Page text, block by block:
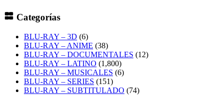
Categorías
BLU-RAY – 3D (6)
BLU-RAY – ANIME (38)
BLU-RAY – DOCUMENTALES (12)
BLU-RAY – LATINO (1,800)
BLU-RAY – MUSICALES (6)
BLU-RAY – SERIES (151)
BLU-RAY – SUBTITULADO (74)